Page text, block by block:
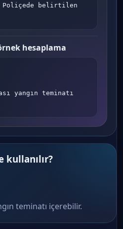
Poliçede belirtilen
hesaplama
yangın teminatı
kullanılır?
teminatı içerebilir.